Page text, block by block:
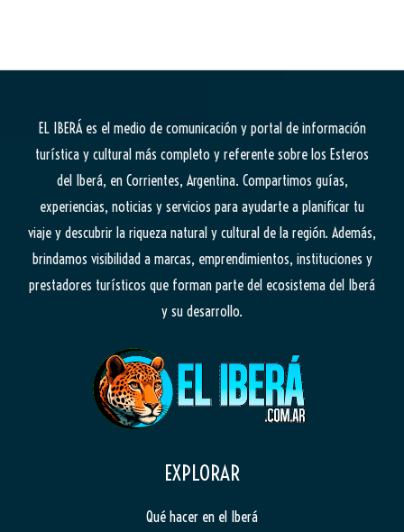
EL IBERÁes el medio de comunicación y portal de información
turística y cultural más completo y referente sobre los Esteros
del Iberá, en Corrientes, Argentina. Compartimos guías,
experiencias, noticias y servicios para ayudarte a planificar tu
viaje y descubrir la riqueza natural y cultural de la región. Además,
brindamos visibilidad a marcas, emprendimientos, instituciones y
prestadores turísticos que forman parte del ecosistema del Iberá
y su desarrollo.
EXPLORAR
Qué hacer en el Iberá